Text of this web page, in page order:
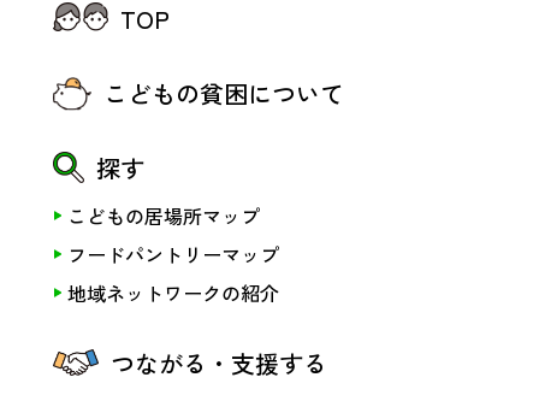
TOP
こどもの貧困について
探す
こどもの居場所マップ
フードパントリーマップ
地域ネットワークの紹介
つながる・支援する